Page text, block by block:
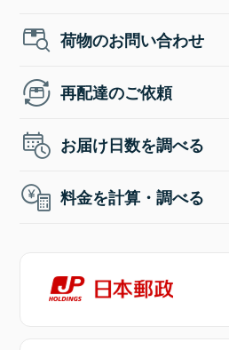
荷物のお問い合わせ
再配達のご依頼
お届け日数を調べる
料金を計算・調べる